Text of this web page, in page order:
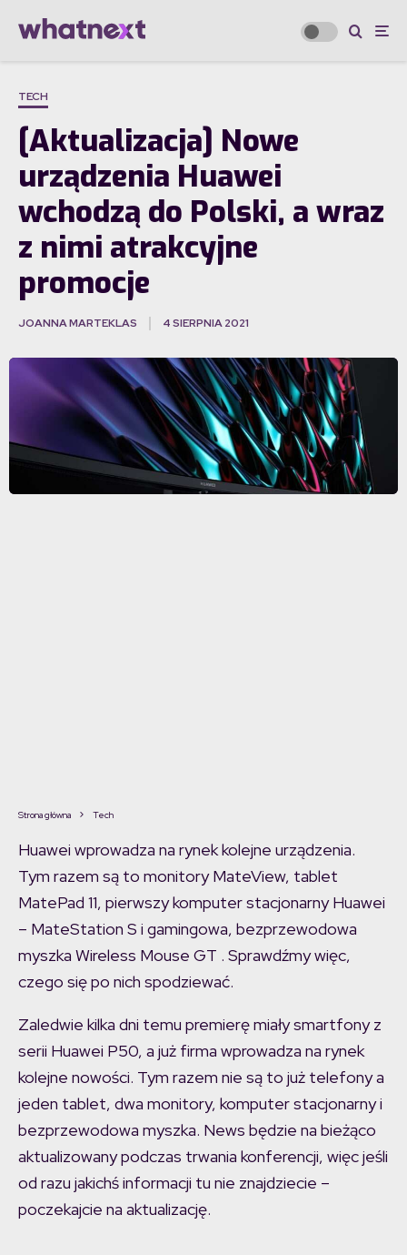
TECH
[Aktualizacja] Nowe
urządzenia Huawei
wchodzą do Polski, a wraz
z nimi atrakcyjne
promocje
JOANNA MARTEKLAS 4 SIERPNIA 2021
Strona główna Tech
Huawei wprowadza na rynek kolejne urządzenia.
Tym razem są to monitory MateView, tablet
MatePad 11, pierwszy komputer stacjonarny Huawei
– MateStation S i gamingowa, bezprzewodowa
myszka Wireless Mouse GT . Sprawdźmy więc,
czego się po nich spodziewać.
Zaledwie kilka dni temu premierę miały smartfony z
serii Huawei P50, a już firma wprowadza na rynek
kolejne nowości. Tym razem nie są to już telefony a
jeden tablet, dwa monitory, komputer stacjonarny i
bezprzewodowa myszka. News będzie na bieżąco
aktualizowany podczas trwania konferencji, więc jeśli
od razu jakichś informacji tu nie znajdziecie –
poczekajcie na aktualizację.